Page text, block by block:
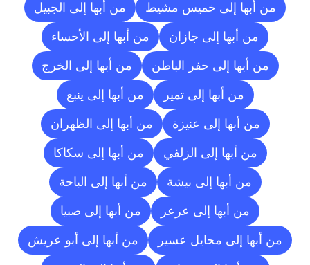
من أبها إلى خميس مشيط من أبها إلى الجبيل
من أبها إلى جازان من أبها إلى الأحساء
من أبها إلى حفر الباطن من أبها إلى الخرج
من أبها إلى تمير من أبها إلى ينبع
من أبها إلى عنيزة من أبها إلى الظهران
من أبها إلى الزلفي من أبها إلى سكاكا
من أبها إلى بيشة من أبها إلى الباحة
من أبها إلى عرعر من أبها إلى صبيا
من أبها إلى محايل عسير من أبها إلى أبو عريش